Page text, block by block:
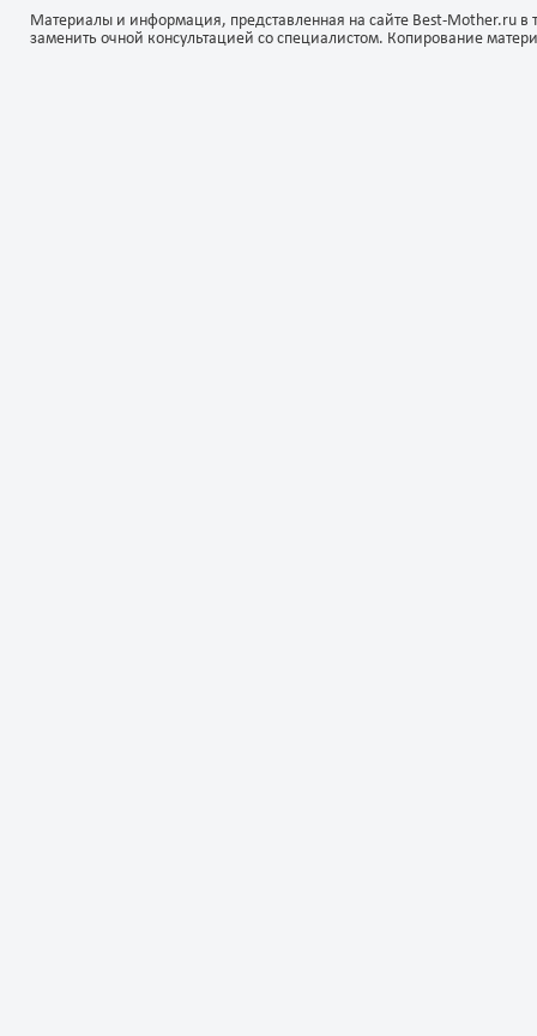
Материалы и информация, представленная на сайте Best-Mother.ru
заменить очной консультацией со специалистом. Копирование